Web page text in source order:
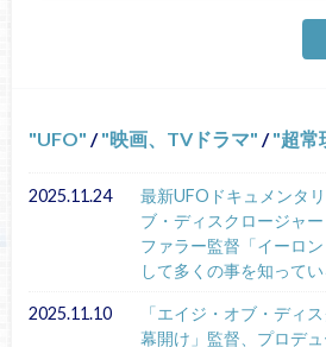
UFO / 映画、TVドラマ / 超常
2025.11.24
最新UFOドキュメンタ
ブ・ディスクロージャ
ファラー監督「イーロ
して多くの事を知ってい
2025.11.10
「エイジ・オブ・ディ
幕開け」監督、プロデ